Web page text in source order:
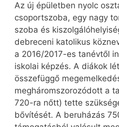
Az új épületben nyolc
csoportszoba, egy nagy
szoba és
debreceni katolikus
a 2016/2017-es tanévtől
iskolai képzés. A diákok
összefüggő
megháromszorozódott a
720-ra nőtt) tette
bővítését. A beruházás